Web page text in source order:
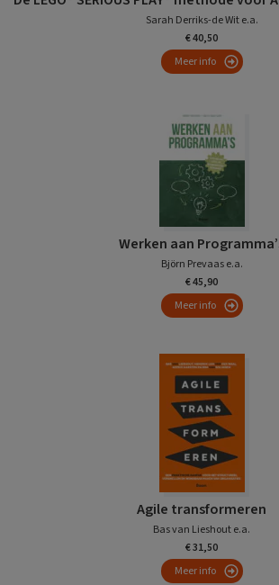
Sarah Derriks-de Wit e.a.
€ 40,50
Meer info
Werken aan
Björn Prevaas e.a.
€ 45,90
Meer info
Agile transformeren
Bas van Lieshout e.a.
€ 31,50
Meer info